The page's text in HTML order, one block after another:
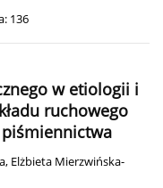
136
w etiologii i
ruchowego
, Elżbieta Mierzwińska-